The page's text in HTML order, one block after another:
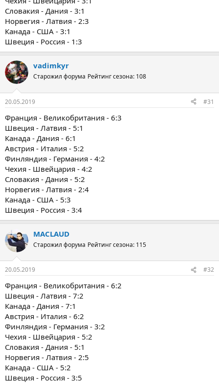
Словакия - Дания - 3:1
Норвегия - Латвия - 2:3
Канада - США - 3:1
Швеция - Россия - 1:3
vadimkyr
Старожил форума Рейтинг сезона: 108
20.05.2019 #31
Франция - Великобритания - 6:3
Швеция - Латвия - 5:1
Канада - Дания - 6:1
Австрия - Италия - 5:2
Финляндия - Германия - 4:2
Чехия - Швейцария - 4:2
Словакия - Дания - 5:2
Норвегия - Латвия - 2:4
Канада - США - 5:3
Швеция - Россия - 3:4
MACLAUD
Старожил форума Рейтинг сезона: 115
20.05.2019 #32
Франция - Великобритания - 6:2
Швеция - Латвия - 7:2
Канада - Дания - 7:1
Австрия - Италия - 6:2
Финляндия - Германия - 3:2
Чехия - Швейцария - 5:2
Словакия - Дания - 5:1
Норвегия - Латвия - 2:5
Канада - США - 5:2
Швеция - Россия - 3:5